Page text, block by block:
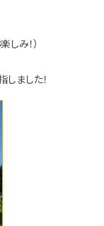
み！）
ました！